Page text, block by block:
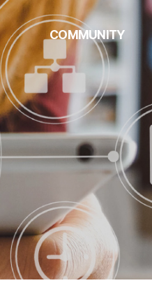
COMMUNITY
Notification
Promotional videos
Request for quotation